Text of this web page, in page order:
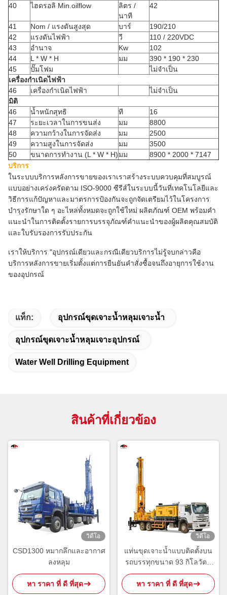
40
ไฮดรอลิ Min.oilflow
ลิตร /
นาที
42
41 Nom / แรงดันสูงสุด บาร์
190/210
42
แรงดันไฟฟ้า วี
110 / 220VDC
43
อำนาจ Kw
102
44
L * W * H มม
390 * 190 * 230
45
ปั๊มโฟม
ไม่จำเป็น
เครื่องกำเนิดไฟฟ้า
46
เครื่องกำเนิดไฟฟ้า
ไม่จำเป็น
มิติ
46
น้ำหนักสุทธิ ที
16
47
ระยะเวลาในการขนส่ง มม
8800
48
ความกว้างในการจัดส่ง มม
2500
49
ความสูงในการจัดส่ง มม
3500
50
ขนาดการทำงาน (L * W * H)มม
8900 * 2000 * 7147
บริการ
ในระบบบริการหลังการขายของเราเราสร้างระบบควบคุมที่สมบูรณ์
แบบอย่างเคร่งครัดตาม ISO-9000 ซีรีส์ในระบบนี้วันที่เทคโนโลยีและ
วิธีการแก้ปัญหาและมาตรการป้องกันจะถูกจัดเตรียมไว้ในโครงการ
บำรุงรักษาใด ๆ อะไหล่ทั้งหมดจะถูกใช้ใหม่ ผลิตภัณฑ์ OEM พร้อมคำ
แนะนำในการติดตั้งรายการบรรจุภัณฑ์คำแนะนำของผู้ผลิตคุณสมบัติ
และใบรับรองการรับประกัน
เราให้บริการ "อุปกรณ์เดียวและกรณีเดียวบริการไม่รู้จบกล่าวคือ
บริการหลังการขายเริ่มตั้งแต่การยืนยันคำสั่งซื้อจนถึงอายุการใช้งาน
ของอุปกรณ์
แท็ก: อุปกรณ์ขุดเจาะน้ำหลุมเจาะน้ำ
อุปกรณ์ขุดเจาะน้ำหลุมเจาะอุปกรณ์
Water Well Drilling Equipment
สินค้าที่เกี่ยวข้อง
วิดีโอ
CSD1300 หมากลึกและอากาศ
ลงหลุม
หา ราคา ที่ ดี ที่สุด
วิดีโอ
แท่นขุดเจาะน้ำแบบติดตั้งบน
รถบรรทุกขนาด 93 กิโลวัตต์
เพื่อการเกษตร
หา ราคา ที่ ดี ที่สุด